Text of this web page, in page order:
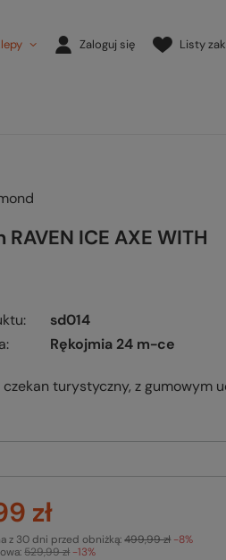
Zaloguj się Listy
RAVEN ICE AXE WITH
sd014
Rękojmia 24 m-ce
czekan turystyczny, z gumowym
zł
529,99 zł -13%
z 30 dni przed obniżką:499,99 zł -8%